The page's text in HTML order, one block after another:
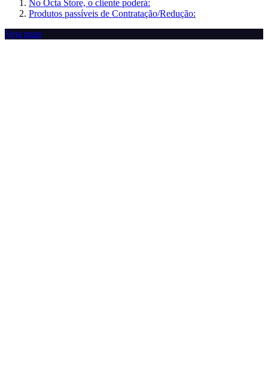
No Octa Store, o cliente poderá:
Produtos passíveis de Contratação/Redução:
Veja mais